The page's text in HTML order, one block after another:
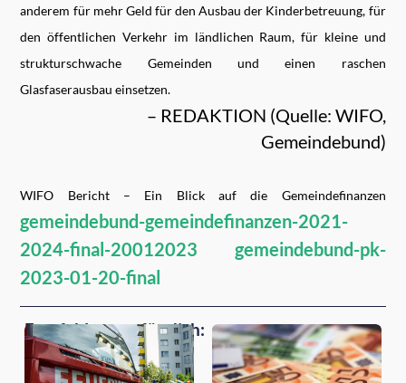
anderem für mehr Geld für den Ausbau der Kinderbetreuung, für
den öffentlichen Verkehr im ländlichen Raum, für kleine und
strukturschwache Gemeinden und einen raschen
Glasfaserausbau einsetzen.
– REDAKTION (Quelle: WIFO,
Gemeindebund)
WIFO Bericht – Ein Blick auf die Gemeindefinanzen
gemeindebund-gemeindefinanzen-2021-
2024-final-20012023
gemeindebund-pk-
2023-01-20-final
Empfehlungen für dich: